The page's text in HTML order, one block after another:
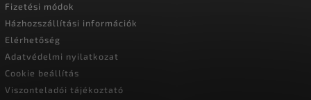
Fizetési módok
Házhozszállítási információk
Elérhetőség
Adatvédelmi nyilatkozat
Cookie beállítás
Viszonteladói tájékoztató